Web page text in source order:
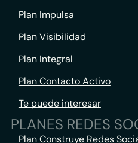
Plan Impulsa
Plan Visibilidad
Plan Integral
Plan Contacto Activo
Te puede interesar
PLANES REDES
Plan Construye Redes